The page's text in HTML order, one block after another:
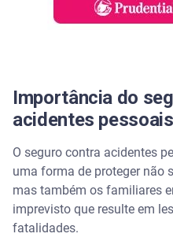
Importância do
acidentes pessoais
O seguro contra acidentes
uma forma de proteger não
mas também os familiares
imprevisto que resulte em
fatalidades.